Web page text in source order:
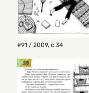
#91 / 2009, с.34